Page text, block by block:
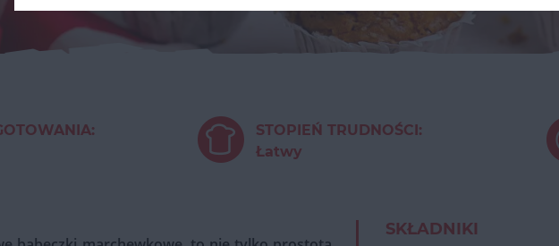
STOPIEŃ TRUDNOŚCI:
Łatwy
SKŁADNIKI